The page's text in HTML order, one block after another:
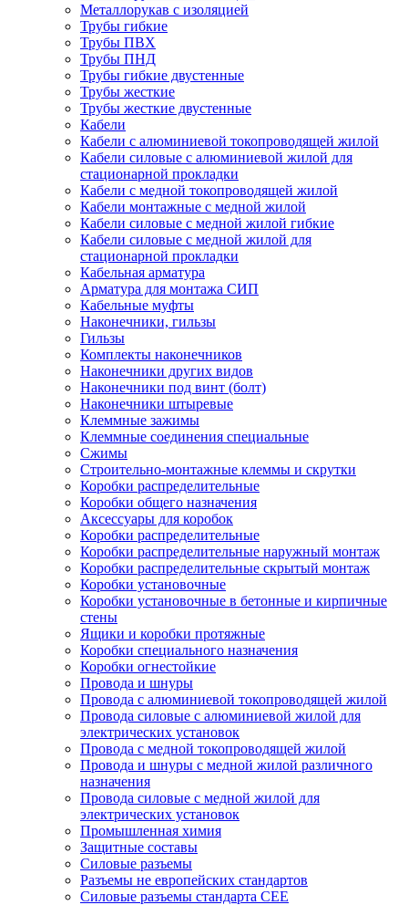
Металлорукав с изоляцией
Трубы гибкие
Трубы ПВХ
Трубы ПНД
Трубы гибкие двустенные
Трубы жесткие
Трубы жесткие двустенные
Кабели
Кабели с алюминиевой токопроводящей жилой
Кабели силовые с алюминиевой жилой для
стационарной прокладки
Кабели с медной токопроводящей жилой
Кабели монтажные с медной жилой
Кабели силовые с медной жилой гибкие
Кабели силовые с медной жилой для
стационарной прокладки
Кабельная арматура
Арматура для монтажа СИП
Кабельные муфты
Наконечники, гильзы
Гильзы
Комплекты наконечников
Наконечники других видов
Наконечники под винт (болт)
Наконечники штыревые
Клеммные зажимы
Клеммные соединения специальные
Сжимы
Строительно-монтажные клеммы и скрутки
Коробки распределительные
Коробки общего назначения
Аксессуары для коробок
Коробки распределительные
Коробки распределительные наружный монтаж
Коробки распределительные скрытый монтаж
Коробки установочные
Коробки установочные в бетонные и кирпичные
стены
Ящики и коробки протяжные
Коробки специального назначения
Коробки огнестойкие
Провода и шнуры
Провода с алюминиевой токопроводящей жилой
Провода силовые с алюминиевой жилой для
электрических установок
Провода с медной токопроводящей жилой
Провода и шнуры с медной жилой различного
назначения
Провода силовые с медной жилой для
электрических установок
Промышленная химия
Защитные составы
Силовые разъемы
Разъемы не европейских стандартов
Силовые разъемы стандарта CEE